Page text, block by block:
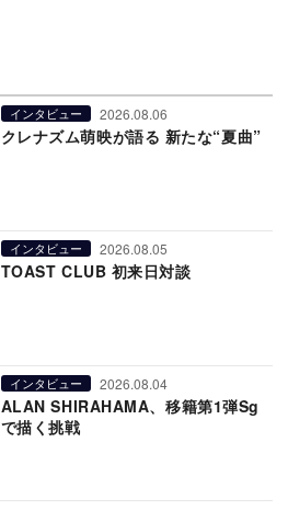
インタビュー 2026.08.06
クレナズム萌映が語る 新たな“夏曲”
インタビュー 2026.08.05
TOAST CLUB 初来日対談
インタビュー 2026.08.04
ALAN SHIRAHAMA、移籍第1弾Sg
で描く挑戦